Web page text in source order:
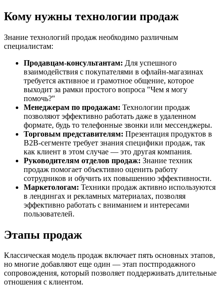
Кому нужны технологии продаж
Знание технологий продаж необходимо различным
специалистам:
Продавцам-консультантам: Для успешного
взаимодействия с покупателями в офлайн-магазинах
требуется активное и грамотное общение, которое
выходит за рамки простого вопроса "Чем я могу
помочь?"
Менеджерам по продажам: Технологии продаж
позволяют эффективно работать даже в удаленном
формате, будь то телефонные звонки или мессенджеры.
Торговым представителям: Презентация продуктов в
B2B-сегменте требует знания специфики продаж, так
как клиент в этом случае — это другая компания.
Руководителям отделов продаж: Знание техник
продаж помогает объективно оценить работу
сотрудников и обучить их повышению эффективности.
Маркетологам: Техники продаж активно используются
в лендингах и рекламных материалах, позволяя
эффективно работать с вниманием и интересами
пользователей.
Этапы продаж
Классическая модель продаж включает пять основных этапов,
но многие добавляют еще один — этап постпродажного
сопровождения, который позволяет поддерживать длительные
отношения с клиентом.